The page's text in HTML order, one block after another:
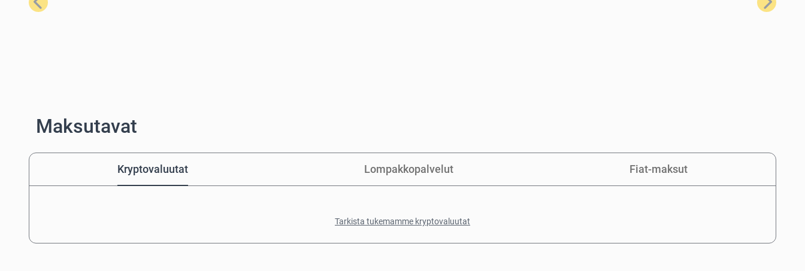
Edellinen Seuraava
Maksutavat
Kryptovaluutat Lompakkopalvelut Fiat-maksut
Tarkista tukemamme kryptovaluutat